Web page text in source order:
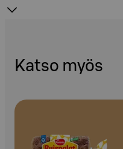
Katso myös